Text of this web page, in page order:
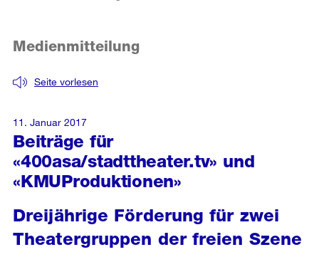
Beiträge für
«400asa/stadttheater.tv» und
«KMUProduktionen»
Seite vorlesen
Medienmitteilung
Dreijährige Förderung für zwei
Theatergruppen der freien Szene
11. Januar 2017